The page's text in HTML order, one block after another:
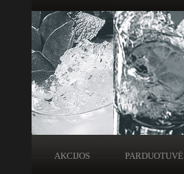
AKCIJOS PARDUOTUVĖ